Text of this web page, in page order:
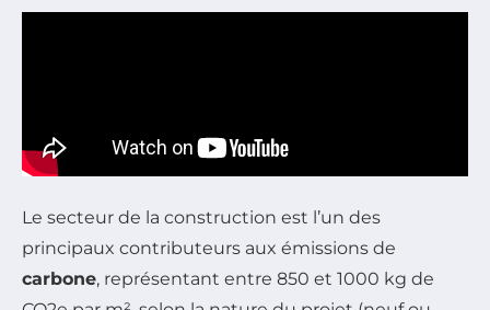
Le secteur de la construction est l’un des
principaux contributeurs aux émissions de
carbone, représentant entre 850 et 1000 kg de